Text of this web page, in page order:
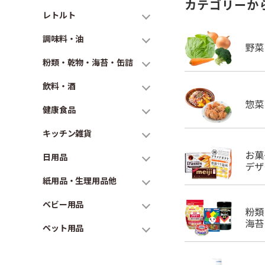
レトルト
調味料・油
粉類・乾物・海苔・缶詰
飲料・酒
健康食品
キッチン雑貨
日用品
紙用品・生理用品他
ベビー用品
ペット用品
カテゴリーか